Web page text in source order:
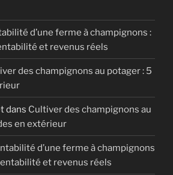
d’une ferme à champignons :
et revenus réels
des champignons au potager : 5
dans Cultiver des champignons au
en extérieur
d’une ferme à champignons
et revenus réels